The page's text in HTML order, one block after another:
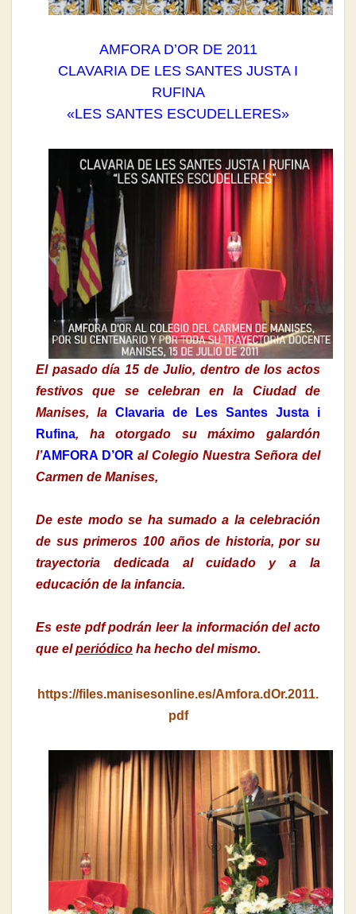
AMFORA D’OR DE 2011
CLAVARIA DE LES SANTES JUSTA I
RUFINA
«LES SANTES ESCUDELLERES»
El pasado día 15 de Julio, dentro de los actos
festivos que se celebran en la Ciudad de
Manises, la Clavaria de Les Santes Justa i
Rufina, ha otorgado su máximo galardón
l’AMFORA D’OR al Colegio Nuestra Señora del
Carmen de Manises,
De este modo se ha sumado a la celebración
de sus primeros 100 años de historia, por su
trayectoria dedicada al cuidado y a la
educación de la infancia.
Es este pdf podrán leer la información del acto
que elperiódico ha hecho del mismo.
https://files.manisesonline.es/Amfora.dOr.2011.
pdf